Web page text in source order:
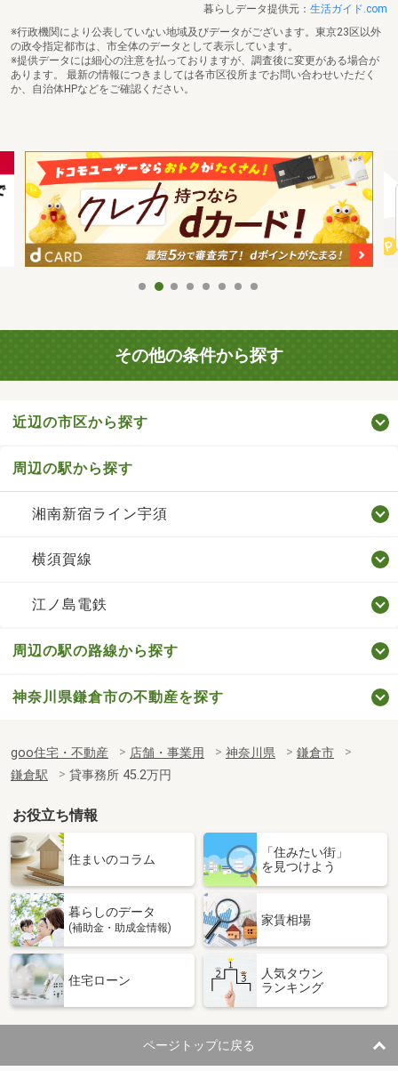
暮らしデータ提供元： 生活ガイド.com
※行政機関により公表していない地域及びデータがございます。東京23区以外
の政令指定都市は、市全体のデータとして表示しています。
※提供データには細心の注意を払っておりますが、調査後に変更がある場合が
あります。 最新の情報につきましては各市区役所までお問い合わせいただく
か、自治体HPなどをご確認ください。
その他の条件から探す
近辺の市区から探す
周辺の駅から探す
湘南新宿ライン宇須
横須賀線
江ノ島電鉄
周辺の駅の路線から探す
神奈川県鎌倉市の不動産を探す
goo住宅・不動産 店舗・事業用 神奈川県
鎌倉市
鎌倉駅
貸事務所 45.2万円
お役立ち情報
住まいのコラム
「住みたい街」
を見つけよう
暮らしのデータ
(補助金・助成金情報)
家賃相場
住宅ローン
人気タウン
ランキング
ページトップに戻る